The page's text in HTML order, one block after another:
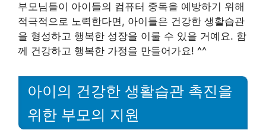
부모님들이 아이들의 컴퓨터 중독을 예방하기 위해
적극적으로 노력한다면, 아이들은 건강한 생활습관
을 형성하고 행복한 성장을 이룰 수 있을 거예요. 함
께 건강하고 행복한 가정을 만들어가요! ^^
아이의 건강한 생활습관 촉진을
위한 부모의 지원